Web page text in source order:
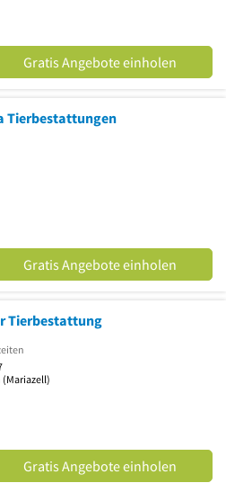
Gratis Angebote einholen
Tierbestattungen
Gratis Angebote einholen
Tierbestattung
(Mariazell)
Gratis Angebote einholen